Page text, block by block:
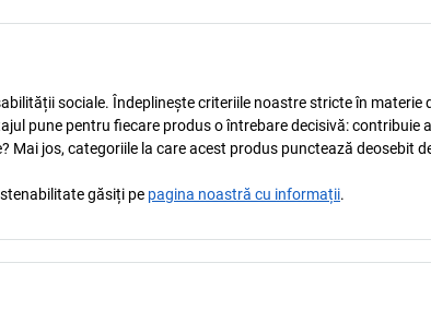
sociale. Îndeplinește criteriile noastre stricte în materie
pune pentru fiecare produs o întrebare decisivă: contribuie
jos, categoriile la care acest produs punctează deosebit
găsiți pe pagina noastră cu informații.